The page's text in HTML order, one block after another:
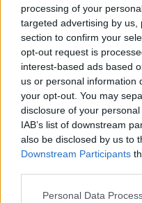
processing of your
targeted advertising by
section to confirm your
opt-out request is
interest-based ads based
us or personal information
your opt-out. You may
disclosure of your
IAB’s list of downstream
also be disclosed by us to
Downstream Participants
Personal Data
Link
utili
Chi
siamo